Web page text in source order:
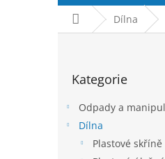
Domů Dílna
kategorie
Kategorie
Odpady a
Dílna
Plastové skříně